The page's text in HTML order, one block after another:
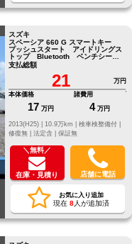
スズキ
スペーシア 660 G スマートキー
プッシュスタート アイドリングス
トップ Bluetooth ベンチシー
ト
支払総額
21
万円
本体価格
17 万円
諸費用
4 万円
修復無 | 法定含 | 保証無
＼無料／
在庫・見積り 店舗に電話
お気に入り追加
現在 8人が追加済